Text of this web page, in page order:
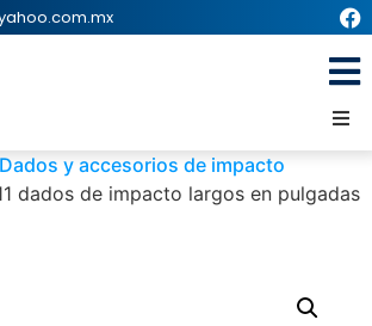
Dados y accesorios de impacto
dados de impacto largos en pulgadas